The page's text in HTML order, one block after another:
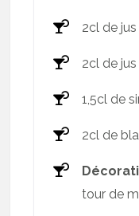
2cl de jus
2cl de
1,5cl de
2cl de
tour de